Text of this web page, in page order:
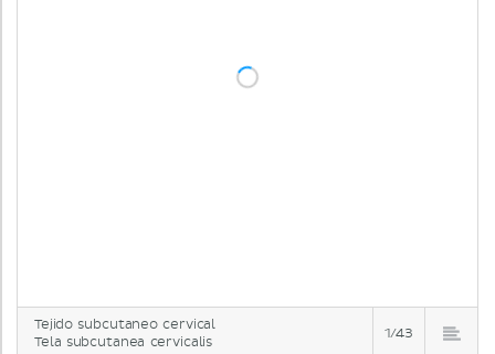
Tejido subcutaneo cervical
Tela subcutanea cervicalis
1/43